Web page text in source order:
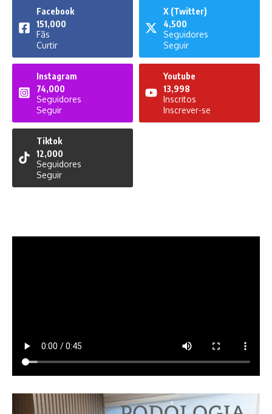
Facebook
151,000
Fãs
Curtir
X (Twitter)
4,500
Seguidores
Seguir
Instagram
74,000
Seguidores
Seguir
Youtube
13,998
Inscritos
Inscrever-se
Tiktok
12,000
Seguidores
Seguir